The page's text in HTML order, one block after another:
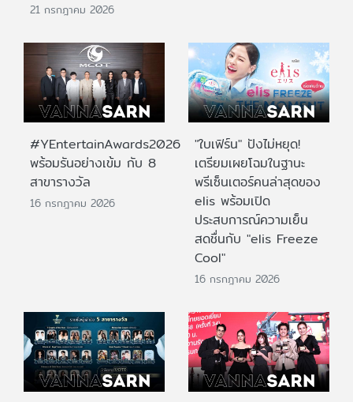
21 กรกฎาคม 2026
#YEntertainAwards2026
พร้อมรันอย่างเข้ม กับ 8
สาขารางวัล
16 กรกฎาคม 2026
"ใบเฟิร์น" ปังไม่หยุด!
เตรียมเผยโฉมในฐานะ
พรีเซ็นเตอร์คนล่าสุดของ
elis พร้อมเปิด
ประสบการณ์ความเย็น
สดชื่นกับ "elis Freeze
Cool"
16 กรกฎาคม 2026